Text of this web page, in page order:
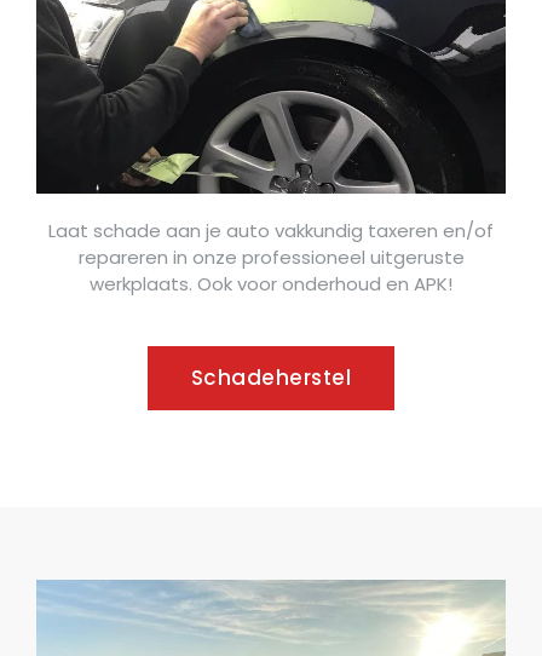
Laat schade aan je auto vakkundig taxeren en/of
repareren in onze professioneel uitgeruste
werkplaats. Ook voor onderhoud en APK!
Schadeherstel